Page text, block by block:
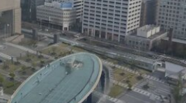
用其策划现当代艺术展览的
Arts的展览规划、空间布局
11月1日，Muara Arts将以
：一部批判性词典”（A–Z of
A Critical Dictionary） 正式向